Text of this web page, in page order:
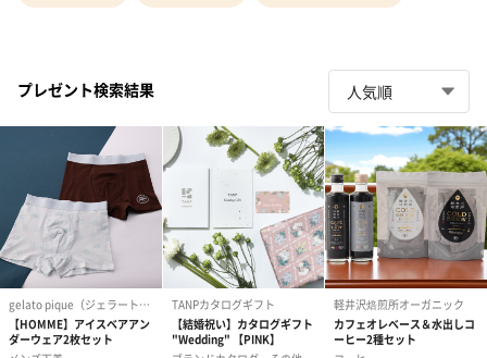
プレゼント検索結果